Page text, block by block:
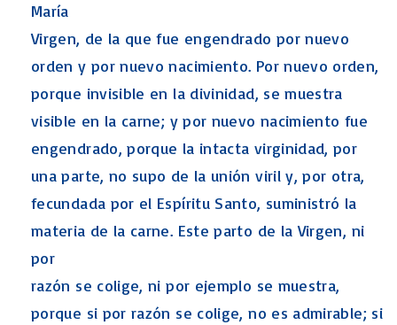
María
Virgen, de la que fue engendrado por nuevo
orden y por nuevo nacimiento. Por nuevo orden,
porque invisible en la divinidad, se muestra
visible en la carne; y por nuevo nacimiento fue
engendrado, porque la intacta virginidad, por
una parte, no supo de la unión viril y, por otra,
fecundada por el Espíritu Santo, suministró la
materia de la carne. Este parto de la Virgen, ni
por
razón se colige, ni por ejemplo se muestra,
porque si por razón se colige, no es admirable; si